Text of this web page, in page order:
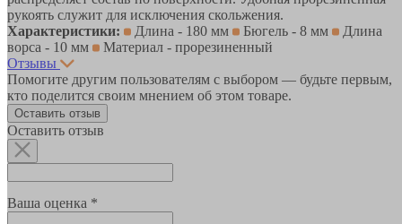
рукоять служит для исключения скольжения.
Характеристики:
Длина - 180 мм Бюгель - 8 мм
Длина
ворса - 10 мм
Материал - прорезиненный
Отзывы
Помогите другим пользователям с выбором — будьте первым,
кто поделится своим мнением об этом товаре.
Оставить отзыв
Оставить отзыв
Ваша оценка *